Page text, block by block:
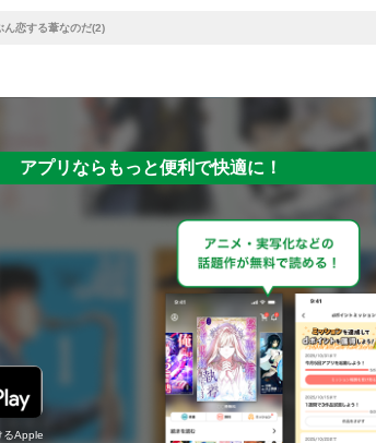
ん恋する葦なのだ(2)
アプリならもっと便利で快適に！
るApple